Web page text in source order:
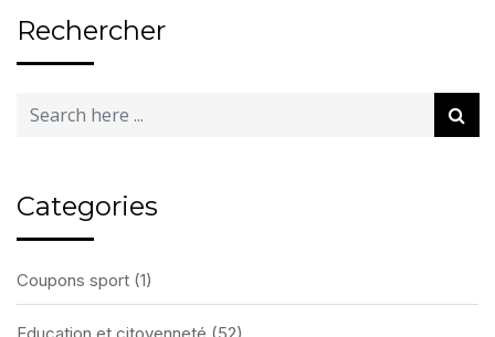
Rechercher
Categories
Coupons sport (1)